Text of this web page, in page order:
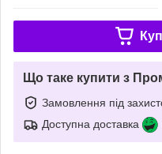
Що таке купити з
Замовлення під
Доступна доставка